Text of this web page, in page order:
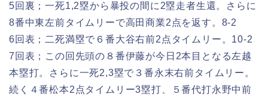
5回裏；一死1,2塁から暴投の間に2塁走者生還。さらに
8番中東左前タイムリーで高田商業2点を返す。8-2
6回表；二死満塁で６番大谷右前2点タイムリー。10-2
7回表；この回先頭の８番伊藤が今日2本目となる左越
本塁打。さらに一死2,3塁で３番永末右前タイムリー。
続く４番松本2点タイムリー3塁打、５番代打永野中前